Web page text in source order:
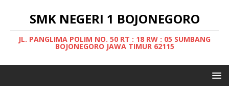
SMK NEGERI 1 BOJONEGORO
JL. PANGLIMA POLIM NO. 50 RT : 18 RW : 05 SUMBANG
BOJONEGORO JAWA TIMUR 62115